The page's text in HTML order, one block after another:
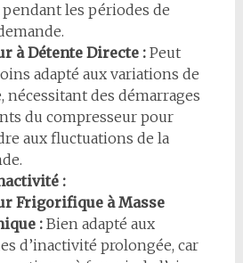
les périodes de
à Détente Directe :Peut
adapté aux variations de
nécessitant des démarrages
du compresseur pour
aux fluctuations de la
:
Frigorifique à Masse
:Bien adapté aux
d’inactivité prolongée, car